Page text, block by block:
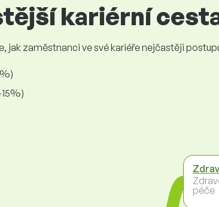
kariérní
jak zaměstnanci ve své kariéře nejčastěji
péče